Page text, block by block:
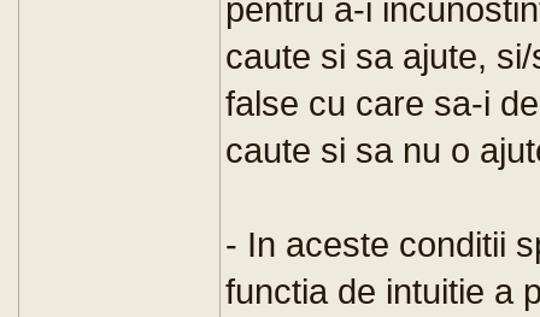
pentru a-i
caute si sa ajute,
false cu care sa-i
caute si sa nu o
- In aceste conditii
functia de intuitie a